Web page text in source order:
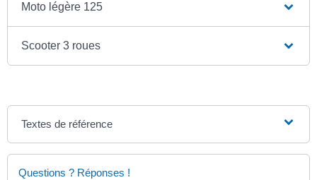
Moto légère 125
Scooter 3 roues
Textes de référence
Questions ? Réponses !